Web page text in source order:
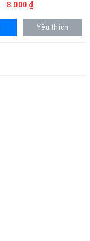
8.000 ₫
Yêu thích